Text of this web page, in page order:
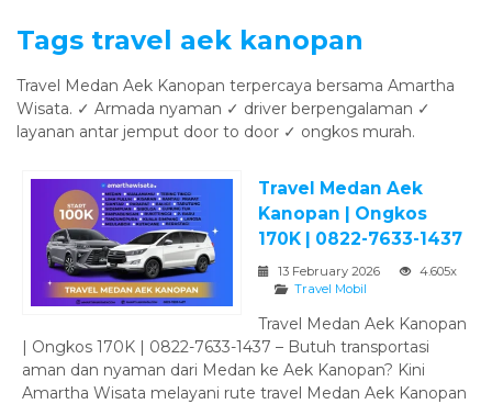
Tags travel aek kanopan
Travel Medan Aek Kanopan terpercaya bersama Amartha
Wisata. ✓ Armada nyaman ✓ driver berpengalaman ✓
layanan antar jemput door to door ✓ ongkos murah.
Travel Medan Aek
Kanopan | Ongkos
170K | 0822-7633-1437
13 February 2026
4.605x
Travel Mobil
Travel Medan Aek Kanopan
| Ongkos 170K | 0822-7633-1437 – Butuh transportasi
aman dan nyaman dari Medan ke Aek Kanopan? Kini
Amartha Wisata melayani rute travel Medan Aek Kanopan